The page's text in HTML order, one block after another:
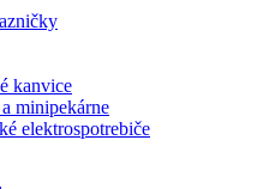
kanvice
minipekárne
elektrospotrebiče